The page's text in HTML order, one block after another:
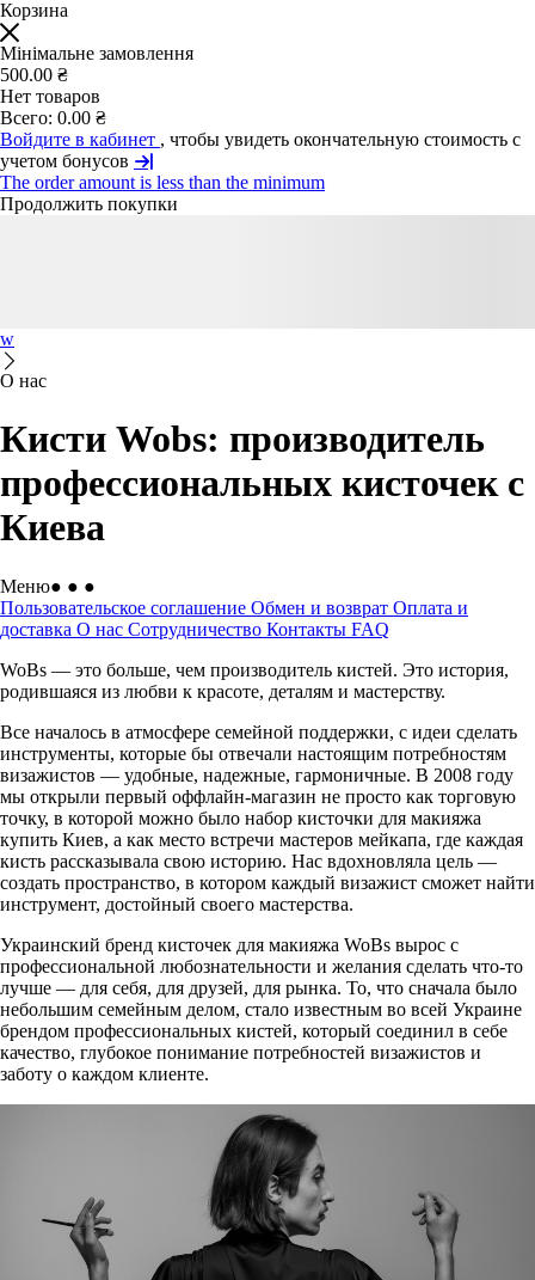
Корзина
Мінімальне замовлення
500.00 ₴
Нет товаров
Всего: 0.00 ₴
Войдите в кабинет , чтобы увидеть окончательную стоимость с
учетом бонусов
The order amount is less than the minimum
Продолжить покупки
w
О нас
Кисти Wobs: производитель
профессиональных кисточек с
Киева
Меню● ● ●
Пользовательское соглашение Обмен и возврат Оплата и
доставка О нас Сотрудничество Контакты FAQ
WoBs — это больше, чем производитель кистей. Это история,
родившаяся из любви к красоте, деталям и мастерству.
Все началось в атмосфере семейной поддержки, с идеи сделать
инструменты, которые бы отвечали настоящим потребностям
визажистов — удобные, надежные, гармоничные. В 2008 году
мы открыли первый оффлайн-магазин не просто как торговую
точку, в которой можно было набор кисточки для макияжа
купить Киев, а как место встречи мастеров мейкапа, где каждая
кисть рассказывала свою историю. Нас вдохновляла цель —
создать пространство, в котором каждый визажист сможет найти
инструмент, достойный своего мастерства.
Украинский бренд кисточек для макияжа WoBs вырос с
профессиональной любознательности и желания сделать что-то
лучше — для себя, для друзей, для рынка. То, что сначала было
небольшим семейным делом, стало известным во всей Украине
брендом профессиональных кистей, который соединил в себе
качество, глубокое понимание потребностей визажистов и
заботу о каждом клиенте.